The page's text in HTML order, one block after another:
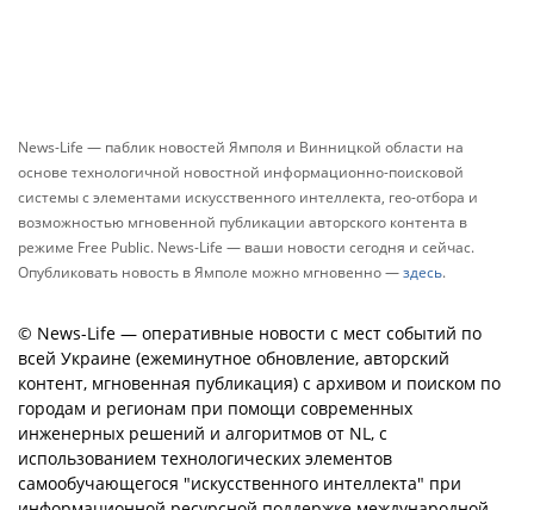
News-Life — паблик новостей Ямполя и Винницкой области на
основе технологичной новостной информационно-поисковой
системы с элементами искусственного интеллекта, гео-отбора и
возможностью мгновенной публикации авторского контента в
режиме Free Public. News-Life — ваши новости сегодня и сейчас.
Опубликовать новость в Ямполе можно мгновенно —здесь.
© News-Life — оперативные новости с мест событий по
всей Украине (ежеминутное обновление, авторский
контент, мгновенная публикация) с архивом и поиском по
городам и регионам при помощи современных
инженерных решений и алгоритмов от NL, с
использованием технологических элементов
самообучающегося "искусственного интеллекта" при